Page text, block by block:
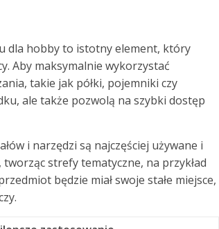
dla hobby to istotny element, który
Aby maksymalnie wykorzystać
takie jak półki, pojemniki czy
ale także pozwolą na szybki dostęp
i narzędzi są najczęściej używane i
strefy tematyczne, na przykład
będzie miał swoje stałe miejsce,